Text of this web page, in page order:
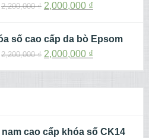
2,200,000₫ 2,000,000 ₫
số cao cấp da bò Epsom
2,200,000₫ 2,000,000 ₫
cao cấp khóa số CK14